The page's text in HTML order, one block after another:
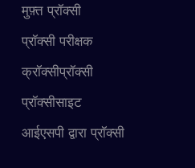
मुफ़्त प्रॉक्सी
प्रॉक्सी परीक्षक
क्रॉक्सीप्रॉक्सी
प्रॉक्सीसाइट
आईएसपी द्वारा प्रॉक्सी